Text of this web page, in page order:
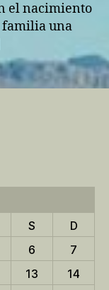
el nacimiento
familia una
S
D
6
7
13
14